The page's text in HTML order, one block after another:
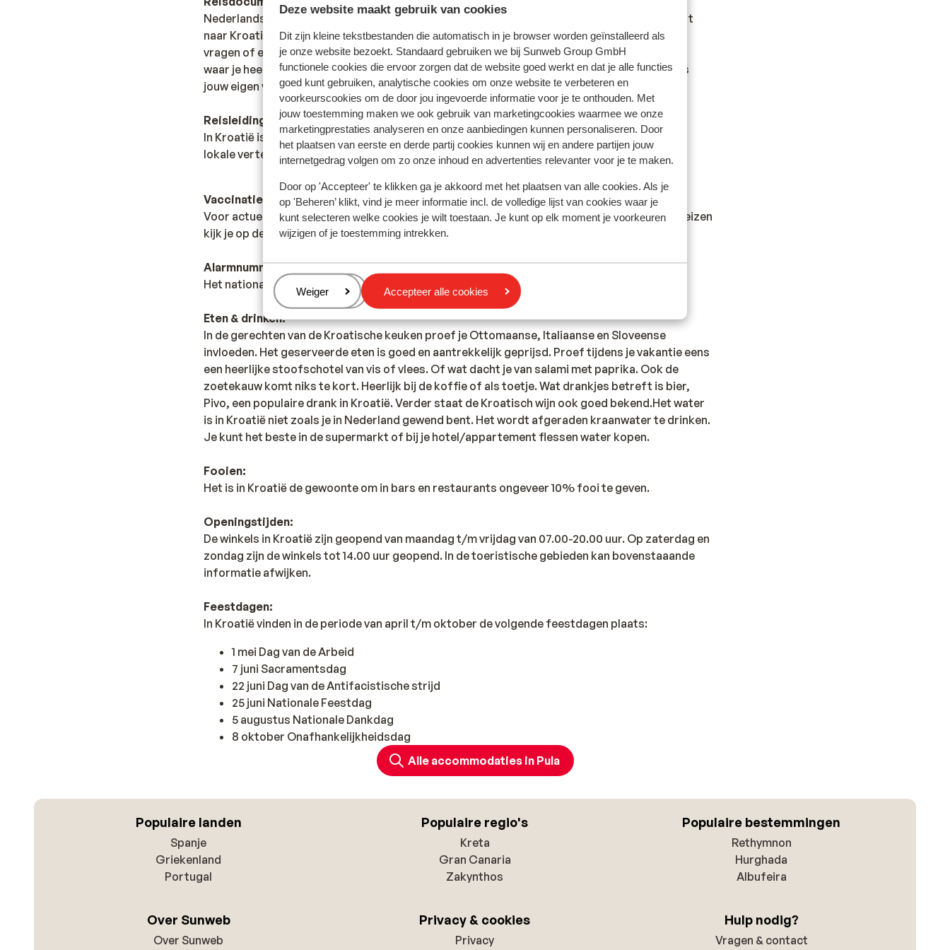
Deze website maakt gebruik van cookies
Dit zijn kleine tekstbestanden die automatisch in je browser worden geïnstalleerd als
je onze website bezoekt. Standaard gebruiken we bij Sunweb Group GmbH
functionele cookies die ervoor zorgen dat de website goed werkt en dat je alle functies
goed kunt gebruiken, analytische cookies om onze website te verbeteren en
voorkeurscookies om de door jou ingevoerde informatie voor je te onthouden. Met
jouw toestemming maken we ook gebruik van marketingcookies waarmee we onze
marketingprestaties analyseren en onze aanbiedingen kunnen personaliseren. Door
het plaatsen van eerste en derde partij cookies kunnen wij en andere partijen jouw
internetgedrag volgen om zo onze inhoud en advertenties relevanter voor je te maken.
Door op 'Accepteer' te klikken ga je akkoord met het plaatsen van alle cookies. Als je
op 'Beheren’ klikt, vind je meer informatie incl. de volledige lijst van cookies waar je
kunt selecteren welke cookies je wilt toestaan. Je kunt op elk moment je voorkeuren
wijzigen of je toestemming intrekken.
Beheren
Weiger Accepteer alle cookies
Nederlandse staatsburgers kunnen met een geldig Nederlands paspoort of identiteitskaart
naar Kroatië reizen. Heb je niet de Nederlandse nationaliteit, dan is het belangrijk om na te
vragen of er andere regels van toepassing zijn. Dit vraag je na bij de ambassade van het land
waar je heen wilt en de landen waar je doorheen reist. Het reizen met de juiste documenten is
jouw eigen verantwoordelijkheid. Sunweb kan hiervoor niet aansprakelijk worden gesteld.
Reisleiding
In Kroatië is er geen reisleiding aanwezig. Je wordt opgevangen door een Engels sprekende
lokale vertegenwoordiger.
Vaccinatie:
Voor actuele informatie betreffende vaccinaties en andere gegevens over gezondheid en reizen
kijk je op de site van LCR: https://www.lcr.nl/.
Alarmnummer:
Het nationale alarmnummer voor politie, ambulance en de brandweer is 112.
Eten & drinken:
In de gerechten van de Kroatische keuken proef je Ottomaanse, Italiaanse en Sloveense
invloeden. Het geserveerde eten is goed en aantrekkelijk geprijsd. Proef tijdens je vakantie eens
een heerlijke stoofschotel van vis of vlees. Of wat dacht je van salami met paprika. Ook de
zoetekauw komt niks te kort. Heerlijk bij de koffie of als toetje. Wat drankjes betreft is bier,
Pivo, een populaire drank in Kroatië. Verder staat de Kroatisch wijn ook goed bekend.Het water
is in Kroatië niet zoals je in Nederland gewend bent. Het wordt afgeraden kraanwater te drinken.
Je kunt het beste in de supermarkt of bij je hotel/appartement flessen water kopen.
Fooien:
Het is in Kroatië de gewoonte om in bars en restaurants ongeveer 10% fooi te geven.
Openingstijden:
De winkels in Kroatië zijn geopend van maandag t/m vrijdag van 07.00-20.00 uur. Op zaterdag en
zondag zijn de winkels tot 14.00 uur geopend. In de toeristische gebieden kan bovenstaaande
informatie afwijken.
Feestdagen:
In Kroatië vinden in de periode van april t/m oktober de volgende feestdagen plaats:
1 mei Dag van de Arbeid
7 juni Sacramentsdag
22 juni Dag van de Antifacistische strijd
25 juni Nationale Feestdag
5 augustus Nationale Dankdag
8 oktober Onafhankelijkheidsdag
Alle accommodaties in Pula
Populaire landen
Spanje
Griekenland
Portugal
Populaire regio's
Kreta
Gran Canaria
Zakynthos
Populaire bestemmingen
Rethymnon
Hurghada
Albufeira
Over Sunweb
Over Sunweb
Privacy & cookies
Privacy
Hulp nodig?
Vragen & contact